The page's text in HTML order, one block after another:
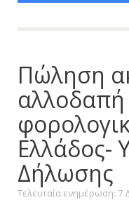
Πώληση
Ελλάδος-
Δήλωσης
Τελευταία ενημέρωση: 7